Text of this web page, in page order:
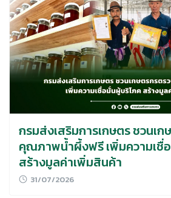
กรมส่งเสริมการเกษตร ชวนเ
คุณภาพน้ำผึ้งฟรี เพิ่มความเชื่
สร้างมูลค่าเพิ่มสินค้า
31/07/2026